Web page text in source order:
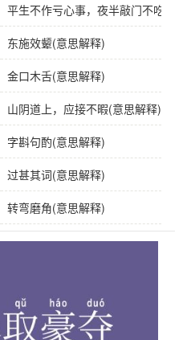
平生不作亏心事，夜半敲门不吃惊(
东施效颦(意思解释)
金口木舌(意思解释)
山阴道上，应接不暇(意思解释)
字斟句酌(意思解释)
过甚其词(意思解释)
转弯磨角(意思解释)